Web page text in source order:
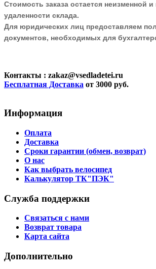
Стоимость заказа остается неизменной и
удаленности склада.
Для юридических лиц предоставляем
документов, необходимых для
Контакты : zakaz@vsedladetei.ru
Бесплатная Доставка от 3000 руб.
Информация
Оплата
Доставка
Сроки гарантии (обмен, возврат)
О нас
Как выбрать велосипед
Калькулятор ТК"ПЭК"
Служба поддержки
Связаться с нами
Возврат товара
Карта сайта
Дополнительно